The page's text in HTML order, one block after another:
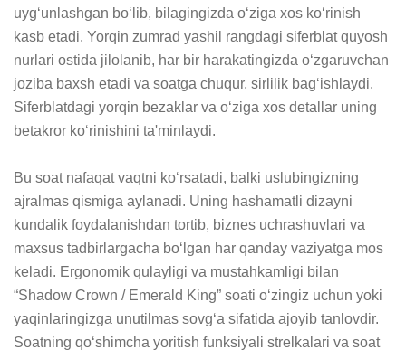
uyg‘unlashgan bo‘lib, bilagingizda o‘ziga xos ko‘rinish
kasb etadi. Yorqin zumrad yashil rangdagi siferblat quyosh
nurlari ostida jilolanib, har bir harakatingizda o‘zgaruvchan
joziba baxsh etadi va soatga chuqur, sirlilik bag‘ishlaydi.
Siferblatdagi yorqin bezaklar va o‘ziga xos detallar uning
betakror ko‘rinishini ta'minlaydi.
Bu soat nafaqat vaqtni ko‘rsatadi, balki uslubingizning
ajralmas qismiga aylanadi. Uning hashamatli dizayni
kundalik foydalanishdan tortib, biznes uchrashuvlari va
maxsus tadbirlargacha bo‘lgan har qanday vaziyatga mos
keladi. Ergonomik qulayligi va mustahkamligi bilan
“Shadow Crown / Emerald King” soati o‘zingiz uchun yoki
yaqinlaringizga unutilmas sovg‘a sifatida ajoyib tanlovdir.
Soatning qo‘shimcha yoritish funksiyali strelkalari va soat